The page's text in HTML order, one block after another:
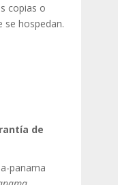
copias o
se hospedan.
de